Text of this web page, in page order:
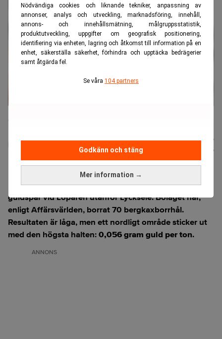
Nödvändiga cookies och liknande tekniker, anpassning av
annonser, analys och utveckling, marknadsföring, innehåll,
annons- och innehållsmätning, målgruppsstatistik,
produktutveckling, uppgifter om geografisk positionering,
identifiering via enheten, lagring och åtkomst till information på en
enhet, säkerställa säkerhet, förhindra och upptäcka bedrägerier
samt åtgärda fel.
Se våra 104 partners
Mer information →
Godkänn och stäng
Getty Images)
Karin
Publicerad:13 juli 2026
Uppdaterad:
13 juli 2026
Lappland Guldprospektering har fått fram två möjliga
guldspårvid Löparen utanför Lycksele. Bolaget har,
enligtAffärsvärlden, borrat 70 bergkaxborrhål.
Resultaten är låga, men ett nordligt område sticker ut
med den högsta halten:0,056 gram guld per ton.
ANNONS